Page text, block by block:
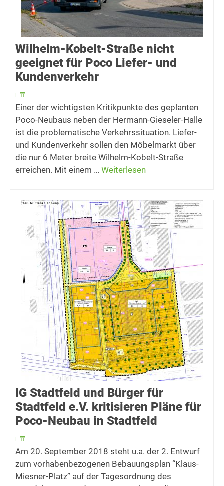
Wilhelm-Kobelt-Straße nicht
geeignet für Poco Liefer- und
Kundenverkehr
|
Einer der wichtigsten Kritikpunkte des geplanten
Poco-Neubaus neben der Hermann-Gieseler-Halle
ist die problematische Verkehrssituation. Liefer-
und Kundenverkehr sollen den Möbelmarkt über
die nur 6 Meter breite Wilhelm-Kobelt-Straße
erreichen. Mit einem … Weiterlesen
IG Stadtfeld und Bürger für
Stadtfeld e.V. kritisieren Pläne für
Poco-Neubau in Stadtfeld
|
Am 20. September 2018 steht u.a. der 2. Entwurf
zum vorhabenbezogenen Bebauungsplan “Klaus-
Miesner-Platz” auf der Tagesordnung des